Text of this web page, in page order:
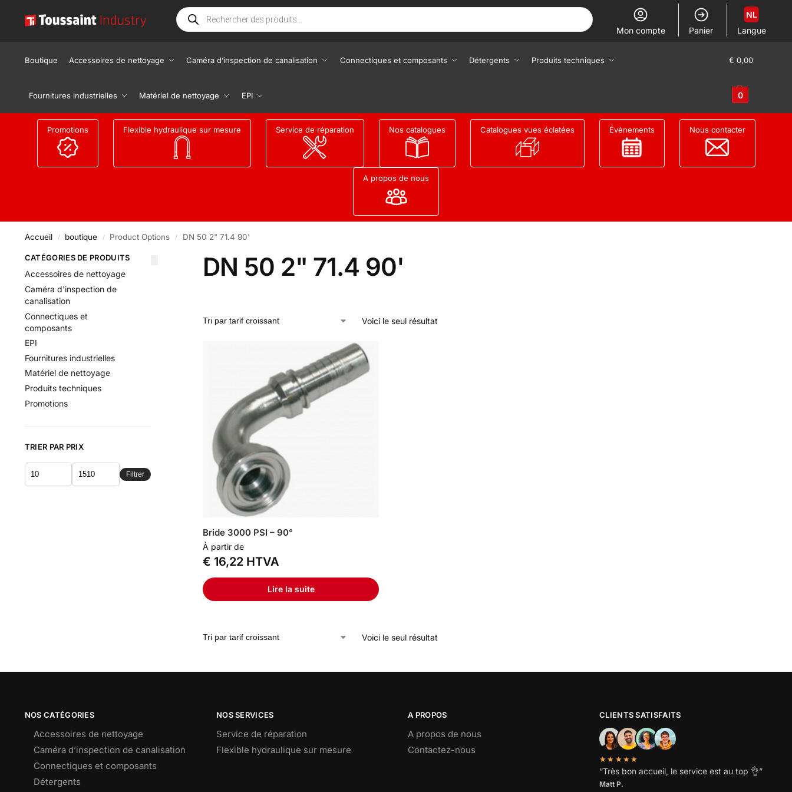
Mon compte Panier Langue
NL
Boutique Accessoires de nettoyage Caméra d’inspection de canalisation Connectiques et composants Détergents Produits techniques
Fournitures industrielles Matériel de nettoyage EPI
€ 0,00
0
Promotions Flexible hydraulique sur mesure Service de réparation Nos catalogues Catalogues vues éclatées Évènements Nous contacter
A propos de nous
Accueil / boutique / Product Options / DN 50 2" 71.4 90'
DN 50 2" 71.4 90'
Voici le seul résultat
Bride 3000 PSI – 90°
À partir de
€ 16,22 HTVA
Lire la suite
Voici le seul résultat
CATÉGORIES DE PRODUITS
Accessoires de nettoyage
Caméra d'inspection de
canalisation
Connectiques et
composants
EPI
Fournitures industrielles
Matériel de nettoyage
Produits techniques
Promotions
TRIER PAR PRIX
Filtrer
NOS CATÉGORIES
Accessoires de nettoyage
Caméra d’inspection de canalisation
Connectiques et composants
Détergents
NOS SERVICES
Service de réparation
Flexible hydraulique sur mesure
A PROPOS
A propos de nous
Contactez-nous
CLIENTS SATISFAITS
★★★★★
“Très bon accueil, le service est au top 👌”
Matt P.